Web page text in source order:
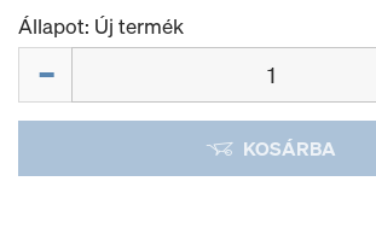
Állapot: Új termék
KOSÁRBA